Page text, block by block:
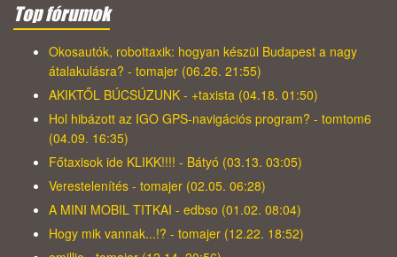
Top fórumok
Okosautók, robottaxik: hogyan készül Budapest a nagy
átalakulásra? - tomajer (06.26. 21:55)
AKIKTŐL BÚCSÚZUNK - +taxista (04.18. 01:50)
Hol hibázott az IGO GPS-navigációs program? - tomtom6
(04.09. 16:35)
Főtaxisok ide KLIKK!!!! - Bátyó (03.13. 03:05)
Verestelenítés - tomajer (02.05. 06:28)
A MINI MOBIL TITKAI - edbso (01.02. 08:04)
Hogy mik vannak...!? - tomajer (12.22. 18:52)